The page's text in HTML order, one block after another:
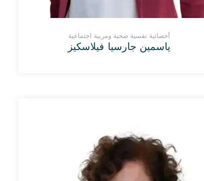
أخصائية نفسية صحية ومربية اجتماعية
ياسمين جارسيا فيلاسكيز